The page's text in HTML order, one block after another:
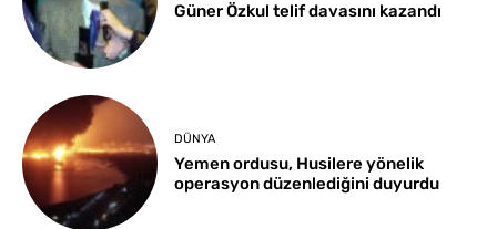
Güner Özkul telif davasını kazandı
DÜNYA
Yemen ordusu, Husilere yönelik
operasyon düzenlediğini duyurdu